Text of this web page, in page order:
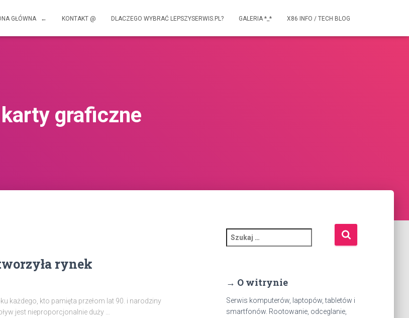
GŁÓWNA ← KONTAKT @ DLACZEGO WYBRAĆ LEPSZYSERWIS.PL? GALERIA *_* X86 INFO / TECH BLOG
karty graficzne
rynek
każdego, kto pamięta przełom lat 90. i narodziny
jest nieproporcjonalnie duży …
z
:
→ O witrynie
Serwis komputerów, laptopów, tabletów i
smartfonów. Rootowanie, odceglanie,